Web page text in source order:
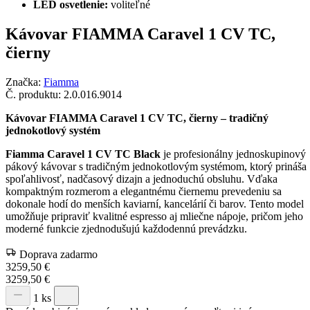
LED osvetlenie: voliteľné
Kávovar FIAMMA Caravel 1 CV TC,
čierny
Značka: Fiamma
Č. produktu: 2.0.016.9014
Kávovar FIAMMA Caravel 1 CV TC, čierny – tradičný
jednokotlový systém
Fiamma Caravel 1 CV TC Black je profesionálny jednoskupinový
pákový kávovar s tradičným jednokotlovým systémom, ktorý prináša
spoľahlivosť, nadčasový dizajn a jednoduchú obsluhu. Vďaka
kompaktným rozmerom a elegantnému čiernemu prevedeniu sa
dokonale hodí do menších kaviarní, kancelárií či barov. Tento model
umožňuje pripraviť kvalitné espresso aj mliečne nápoje, pričom jeho
moderné funkcie zjednodušujú každodennú prevádzku.
Doprava zadarmo
3259,50 €
3259,50 €
1 ks